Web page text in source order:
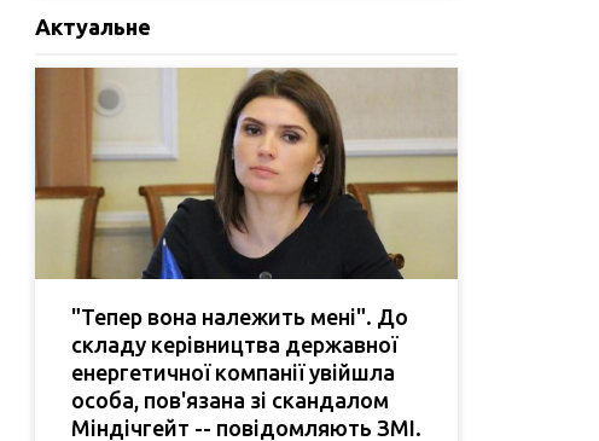
Актуальне
"Тепер вона належить мені". До
складу керівництва державної
енергетичної компанії увійшла
особа, пов'язана зі скандалом
Міндічгейт -- повідомляють ЗМІ.